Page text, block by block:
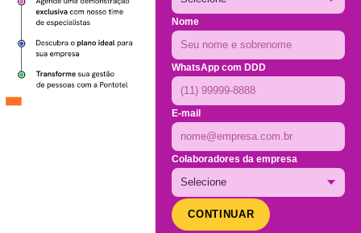
Nome
WhatsApp com DDD
E-mail
Colaboradores da empresa
CONTINUAR